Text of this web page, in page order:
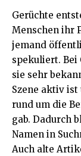
Gerüchte
Menschen ihr
jemand
spekuliert. Bei
sie sehr
Szene aktiv ist
rund um die
gab. Dadurch
Namen in
Auch alte